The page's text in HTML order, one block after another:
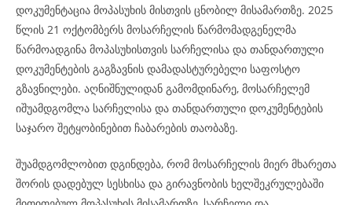
დოკუმენტაცია მოპასუხის მისთვის ცნობილ მისამართზე. 2025
წლის 21 ოქტომბერს მოსარჩელის წარმომადგენელმა
წარმოადგინა მოპასუხისთვის სარჩელისა და თანდართული
დოკუმენტების გაგზავნის დამადასტურებელი საფოსტო
გზავნილები. აღნიშნულიდან გამომდინარე, მოსარჩელემ
იშუამდგომლა სარჩელისა და თანდართული დოკუმენტების
საჯარო შეტყობინებით ჩაბარების თაობაზე.
შუამდგომლობით დგინდება, რომ მოსარჩელის მიერ მხარეთა
შორის დადებულ სესხისა და გირავნობის ხელშეკრულებაში